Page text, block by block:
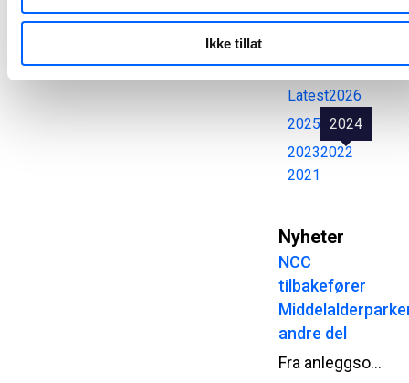
Ikke tillat
Latest2026
2025 2024
20232022
2021
Nyheter
NCC
tilbakefører
andre del
Fra anleggsområde til grønt byrom - til glede for Oslos befolkning og besøkende. NCC er i høst godt i gang med andre og siste delen av arbeidene med tilbakeføringen og opprustingen av terrenget i Middelalderparken i Oslo.